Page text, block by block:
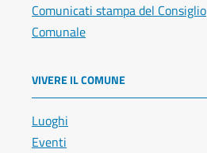
Comunicati stampa del Consiglio
Comunale
VIVERE IL COMUNE
Luoghi
Eventi